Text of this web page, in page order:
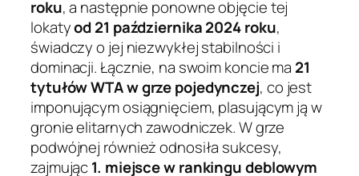
roku, a następnie ponowne objęcie tej
lokatyod 21 października 2024 roku,
świadczy o jej niezwykłej stabilności i
dominacji. Łącznie, na swoim koncie ma 21
tytułów WTA w grze pojedynczej, co jest
imponującym osiągnięciem, plasującym ją w
gronie elitarnych zawodniczek. W grze
podwójnej również odnosiła sukcesy,
zajmując1. miejsce w rankingu deblowym